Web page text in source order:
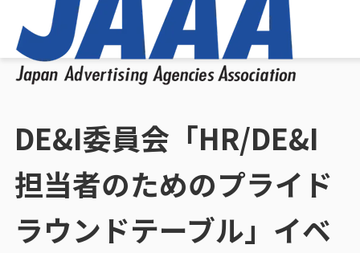
DE&I委員会「HR/DE&I
担当者のためのプライド
ラウンドテーブル」イベ